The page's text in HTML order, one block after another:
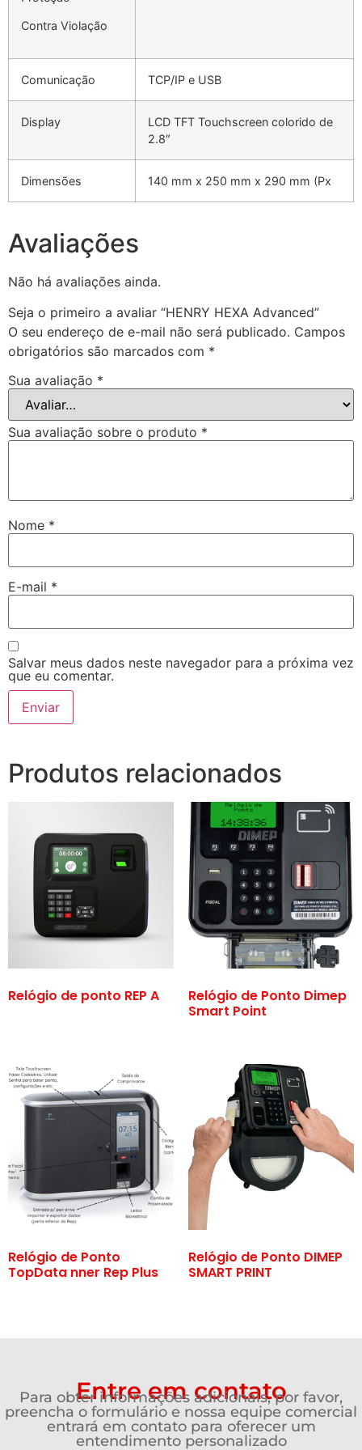
Contra Violação
Comunicação TCP/IP e USB
Display
LCD TFT Touchscreen colorido de
2.8″
Dimensões 140 mm x 250 mm x 290 mm (Px
Avaliações
Não há avaliações ainda.
Seja o primeiro a avaliar “HENRY HEXA Advanced”
O seu endereço de e-mail não será publicado. Campos
obrigatórios são marcados com *
Sua avaliação *
Sua avaliação sobre o produto *
Nome *
E-mail *
Salvar meus dados neste navegador para a próxima vez
que eu comentar.
Produtos relacionados
Relógio de ponto REP A
Relógio de Ponto Dimep
Smart Point
Relógio de Ponto
TopData nner Rep Plus
Relógio de Ponto DIMEP
SMART PRINT
Entre em contato
Para obter informações adicionais, por favor,
preencha o formulário e nossa equipe comercial
entrará em contato para oferecer um
entendimento personalizado